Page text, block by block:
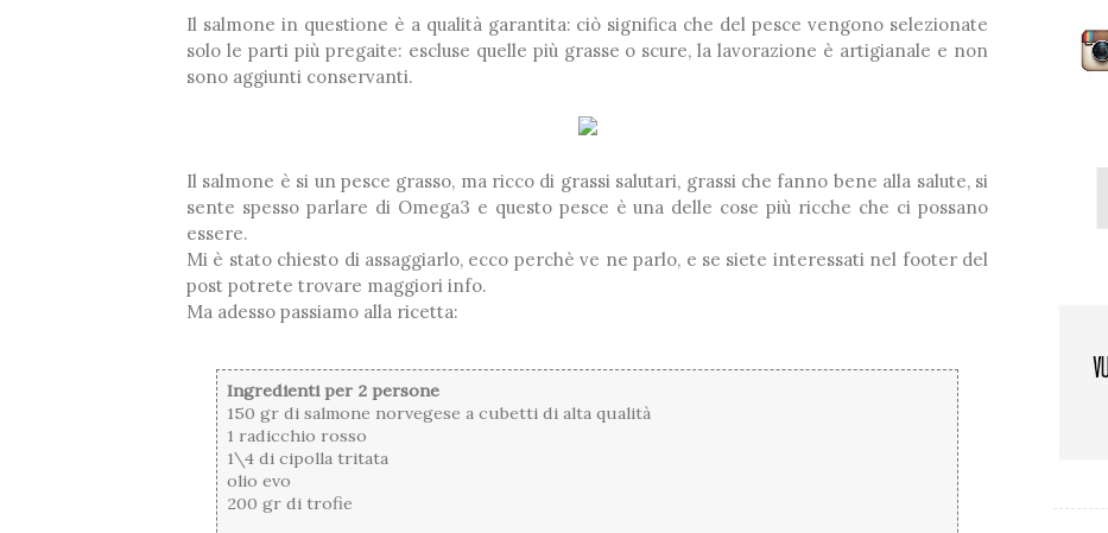
Il salmone in questione è a qualità garantita: ciò significa che del pesce vengono selezionate
solo le parti più pregaite: escluse quelle più grasse o scure, la lavorazione è artigianale e non
sono aggiunti conservanti.
Il salmone è si un pesce grasso, ma ricco di grassi salutari, grassi che fanno bene alla salute, si
sente spesso parlare di Omega3 e questo pesce è una delle cose più ricche che ci possano
essere.
Mi è stato chiesto di assaggiarlo, ecco perchè ve ne parlo, e se siete interessati nel footer del
post potrete trovare maggiori info.
Ma adesso passiamo alla ricetta:
Ingredienti per 2 persone
150 gr di salmone norvegese a cubetti di alta qualità
1 radicchio rosso
1\4 di cipolla tritata
olio evo
200 gr di trofie